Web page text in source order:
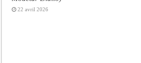
22 avril 2026